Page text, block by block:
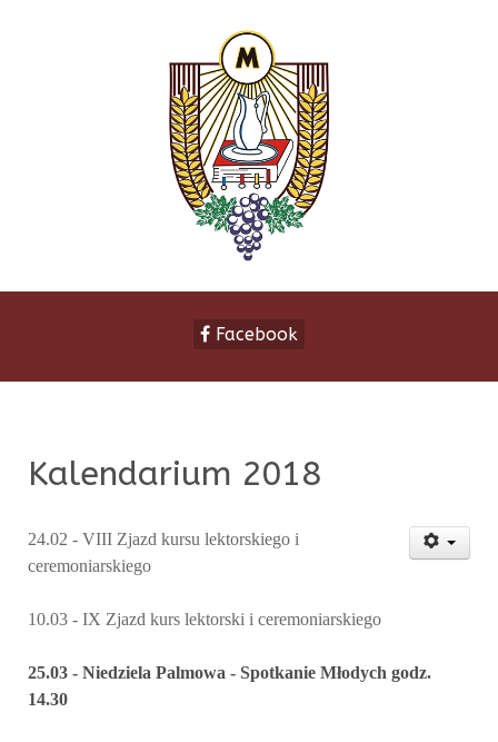
Facebook
Kalendarium 2018
24.02 - VIII Zjazd kursu lektorskiego i
ceremoniarskiego
10.03 - IX Zjazd kurs lektorski i ceremoniarskiego
25.03 - Niedziela Palmowa - Spotkanie Młodych godz.
14.30